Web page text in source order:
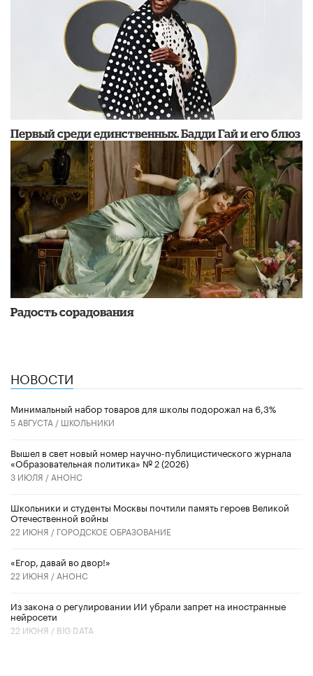
Первый среди единственных. Бадди Гай и его блюз
Радость сорадования
НОВОСТИ
Минимальный набор товаров для школы подорожал на 6,3%
5 АВГУСТА / ШКОЛЬНИКИ
Вышел в свет новый номер научно-публицистического журнала
«Образовательная политика» № 2 (2026)
3 ИЮЛЯ / АНОНС
Школьники и студенты Москвы почтили память героев Великой
Отечественной войны
22 ИЮНЯ / ГОРОДСКОЕ ОБРАЗОВАНИЕ
«Егор, давай во двор!»
22 ИЮНЯ / АНОНС
Из закона о регулировании ИИ убрали запрет на иностранные
нейросети
22 ИЮНЯ / BIG DATA